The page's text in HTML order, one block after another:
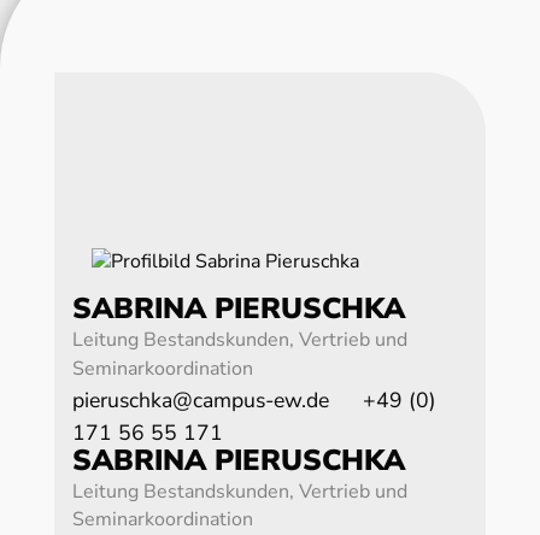
SABRINA PIERUSCHKA
Leitung Bestandskunden, Vertrieb und
Seminarkoordination
pieruschka@campus-ew.de
+49 (0)
171 56 55 171
SABRINA PIERUSCHKA
Leitung Bestandskunden, Vertrieb und
Seminarkoordination